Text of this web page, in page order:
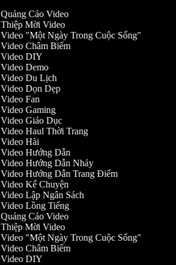
Quảng Cáo Video
Thiệp Mời Video
Video "Một Ngày Trong Cuộc Sống"
Video Châm Biếm
Video DIY
Video Demo
Video Du Lịch
Video Dọn Dẹp
Video Fan
Video Gaming
Video Giáo Dục
Video Haul Thời Trang
Video Hài
Video Hướng Dẫn
Video Hướng Dẫn Nhảy
Video Hướng Dẫn Trang Điểm
Video Kể Chuyện
Video Lập Ngân Sách
Video Lồng Tiếng
Quảng Cáo Video
Thiệp Mời Video
Video "Một Ngày Trong Cuộc Sống"
Video Châm Biếm
Video DIY